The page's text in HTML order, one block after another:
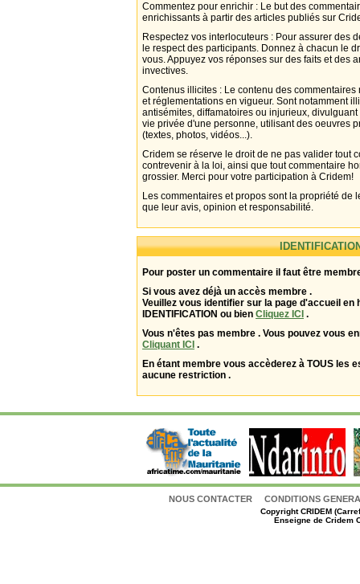
Commentez pour enrichir : Le but des
enrichissants à partir des articles publiés sur
Respectez vos interlocuteurs : Pour assurer des
le respect des participants. Donnez à chacun le
vous. Appuyez vos réponses sur des faits et des
invectives.
Contenus illicites : Le contenu des
et réglementations en vigueur. Sont notamment
antisémites, diffamatoires ou injurieux,
vie privée d'une personne, utilisant des oeuvres
(textes, photos, vidéos...).
Cridem se réserve le droit de ne pas valider tout
contrevenir à la loi, ainsi que tout commentaire
grossier. Merci pour votre participation à Cridem!
Les commentaires et propos sont la propriété de
que leur avis, opinion et responsabilité.
Pour poster un commentaire il faut être
Si vous avez déjà un accès membre .
Veuillez vous identifier sur la page d'accueil en
IDENTIFICATION ou bien Cliquez ICI .
Vous n'êtes pas membre . Vous pouvez vous
Cliquant ICI .
En étant membre vous accèderez à TOUS les
aucune restriction .
NOUS CONTACTER CONDITIONS
CopyrightCRIDEM
Enseigne de Cridem